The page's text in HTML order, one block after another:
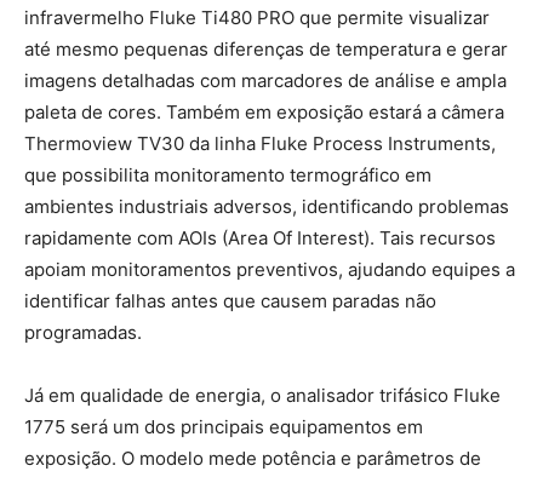
infravermelho Fluke Ti480 PRO que permite visualizar
até mesmo pequenas diferenças de temperatura e gerar
imagens detalhadas com marcadores de análise e ampla
paleta de cores. Também em exposição estará a câmera
Thermoview TV30 da linha Fluke Process Instruments,
que possibilita monitoramento termográfico em
ambientes industriais adversos, identificando problemas
rapidamente com AOIs (Area Of Interest). Tais recursos
apoiam monitoramentos preventivos, ajudando equipes a
identificar falhas antes que causem paradas não
programadas.
Já em qualidade de energia, o analisador trifásico Fluke
1775 será um dos principais equipamentos em
exposição. O modelo mede potência e parâmetros de